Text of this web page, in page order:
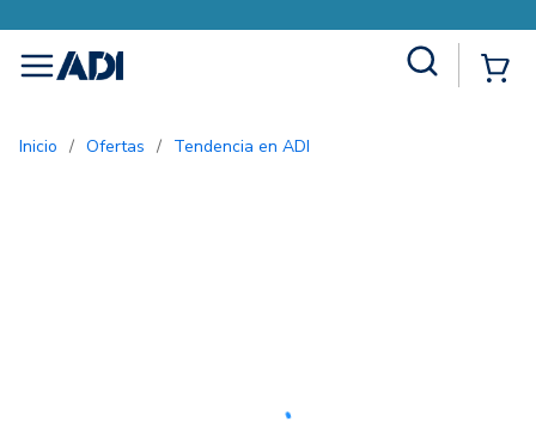
menu
Inicio / Ofertas / Tendencia en ADI